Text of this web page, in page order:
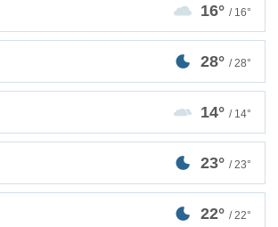
16° / 16°
28° / 28°
14° / 14°
23° / 23°
22° / 22°